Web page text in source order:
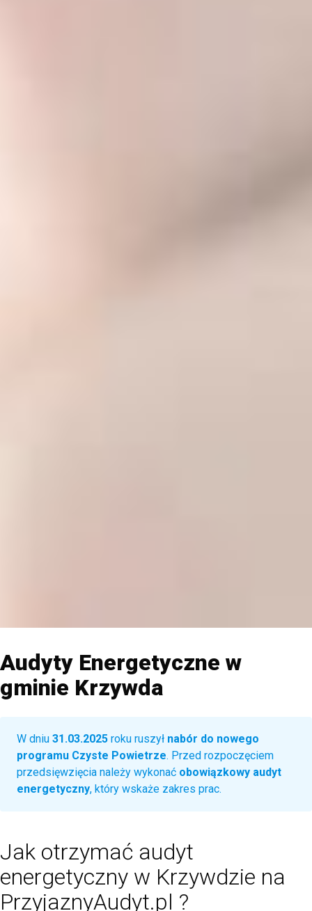
Audyty Energetyczne w
gminie Krzywda
W dniu 31.03.2025 roku ruszył nabór do nowego
programu Czyste Powietrze. Przed rozpoczęciem
przedsięwzięcia należy wykonać obowiązkowy audyt
energetyczny, który wskaże zakres prac.
Jak otrzymać audyt
energetyczny w Krzywdzie na
PrzyjaznyAudyt.pl ?